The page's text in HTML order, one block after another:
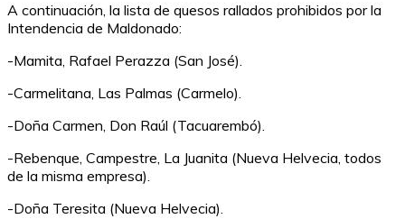
A continuación, la lista de quesos rallados prohibidos por la
Intendencia de Maldonado:
-Mamita, Rafael Perazza (San José).
-Carmelitana, Las Palmas (Carmelo).
-Doña Carmen, Don Raúl (Tacuarembó).
-Rebenque, Campestre, La Juanita (Nueva Helvecia, todos
de la misma empresa).
-Doña Teresita (Nueva Helvecia).